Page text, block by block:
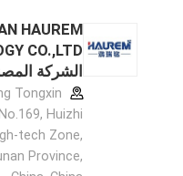
HAUREM
الشركة
Tongxin
Huizhi
tech Zone,
Province,